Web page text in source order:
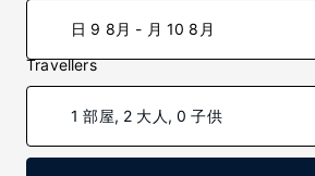
日 9 8月 - 月 10 8月
Travellers
1 部屋, 2 大人, 0 子供